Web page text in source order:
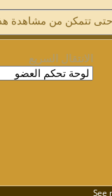
حتى تتمكن من مشاهدة
الانتقال السريع